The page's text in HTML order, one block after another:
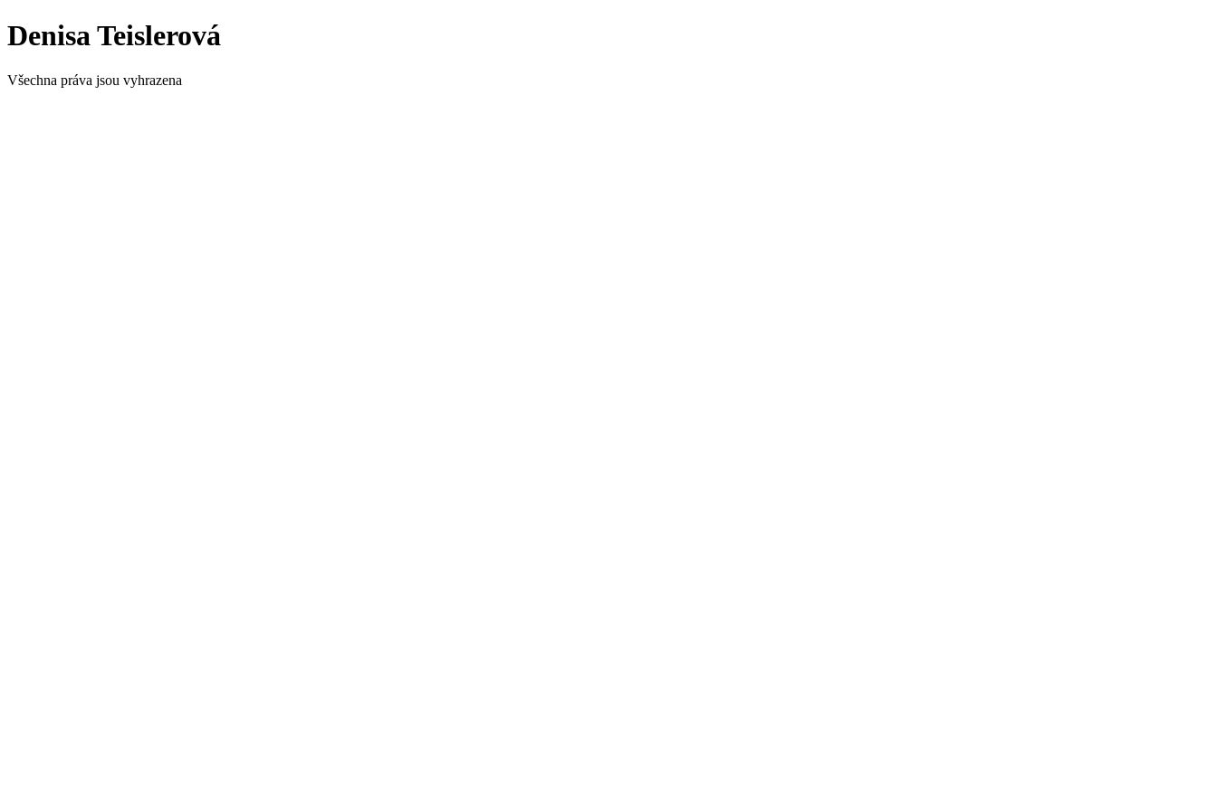
Přejít
k
Denisa Teislerová
Všechna práva jsou vyhrazena